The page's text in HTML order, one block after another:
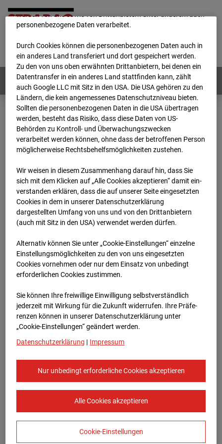
Deutsch / English
Webcams: Alle Länder
Home
Österreich
BC-179 - BV-Meischlgasse Bpl 5B – 96WE - Cam 1
Archiv
2026 07 08 07:15
BC-179 - BV-
Meischlgasse Bpl 5B –
96WE - Cam 1
Meischlgasse 32, 1230 Wien
Zur Übersicht
Europe/Vienna
werden von uns sowie von Drittanbietern unter anderem auch
personenbezogene Daten verarbeitet.
Durch Cookies können die personenbezogenen Daten auch in
ein anderes Land transferiert und dort gespeichert werden.
Zu den von uns oben erwähnten Drittanbietern, bei denen ein
Datentransfer in ein anderes Land stattfinden kann, zählt
auch Google LLC mit Sitz in den USA. Die USA gehören zu den
Ländern, die kein angemessenes Datenschutzniveau bieten.
Sollten die personenbezogenen Daten in die USA übertragen
werden, besteht das Risiko, dass diese Daten von US-
Behörden zu Kontroll- und Überwachungszwecken
verarbeitet werden können, ohne dass der betroffenen Person
möglicherweise Rechtsbehelfsmöglichkeiten zustehen.
Wir weisen in diesem Zusammenhang darauf hin, dass Sie
sich mit dem Klicken auf „Alle Cookies akzeptieren“ damit ein­
ver­standen erklären, dass die auf unserer Seite eingesetzten
Cookies in dem in unserer Datenschutzerklärung
dargestellten Umfang von uns und von den Drittanbietern
(auch mit Sitz in den USA) verwendet werden dürfen.
Alternativ können Sie unter „Cookie-Einstellungen“ einzelne
Einstellungsmöglichkeiten zu den von uns eingesetzten
Cookies vornehmen oder nur dem Einsatz von unbedingt
erforderlichen Cookies zustimmen.
Sie können Ihre freiwillige Einwilligung selbstverständlich
jederzeit mit Wirkung für die Zukunft widerrufen. Ihre Prä­fe­
renzen können in unserer Datenschutzerklärung unter
„Cookie-Einstellungen“ geändert werden.
Datenschutzerklärung | Impressum
Nur unbedingt erforderliche Cookies akzeptieren
Alle Cookies akzeptieren
Cookie-Einstellungen